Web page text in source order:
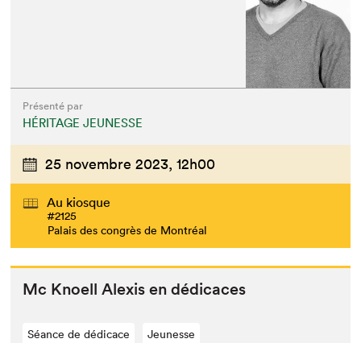
Présenté par
HÉRITAGE JEUNESSE
25 novembre 2023, 12h00
Au kiosque
#2125
Palais des congrès de Montréal
Mc Knoell Alex­is en dédicaces
Séance de dédicace Jeunesse